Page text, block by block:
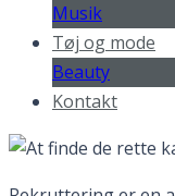
Musik
Tøj og mode
Beauty
Kontakt